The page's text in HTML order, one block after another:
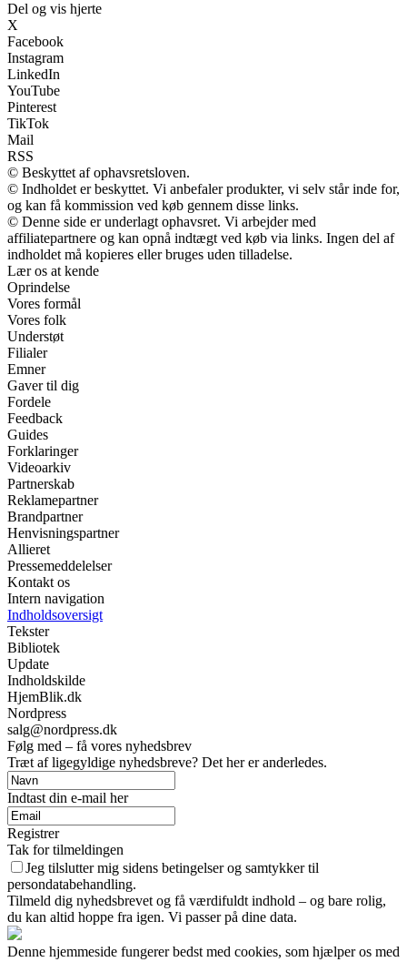
Del og vis hjerte
X
Facebook
Instagram
LinkedIn
YouTube
Pinterest
TikTok
Mail
RSS
© Beskyttet af ophavsretsloven.
© Indholdet er beskyttet. Vi anbefaler produkter, vi selv står inde for,
og kan få kommission ved køb gennem disse links.
© Denne side er underlagt ophavsret. Vi arbejder med
affiliatepartnere og kan opnå indtægt ved køb via links. Ingen del af
indholdet må kopieres eller bruges uden tilladelse.
Lær os at kende
Oprindelse
Vores formål
Vores folk
Understøt
Filialer
Emner
Gaver til dig
Fordele
Feedback
Guides
Forklaringer
Videoarkiv
Partnerskab
Reklamepartner
Brandpartner
Henvisningspartner
Allieret
Pressemeddelelser
Kontakt os
Intern navigation
Indholdsoversigt
Tekster
Bibliotek
Update
Indholdskilde
HjemBlik.dk
Nordpress
salg@nordpress.dk
Følg med – få vores nyhedsbrev
Træt af ligegyldige nyhedsbreve? Det her er anderledes.
Indtast din e-mail her
Registrer
Tak for tilmeldingen
Jeg tilslutter mig sidens betingelser og samtykker til
persondatabehandling.
Tilmeld dig nyhedsbrevet og få værdifuldt indhold – og bare rolig,
du kan altid hoppe fra igen. Vi passer på dine data.
Denne hjemmeside fungerer bedst med cookies, som hjælper os med